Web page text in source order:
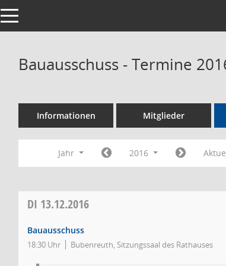
Toggle navigation
Bauausschuss - Termine
Informationen Mitglieder
Jahr 2016
DI 13.12.2016
Bauausschuss
18:30 Uhr Bubenreuth, Sitzungssaal des Rathauses